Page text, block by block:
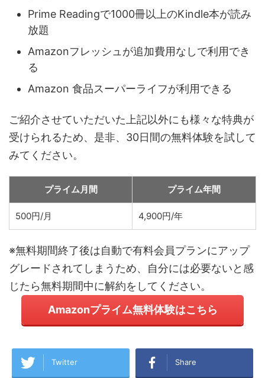
Prime Readingで1000冊以上のKindle本が読み
放題
Amazonフレッシュが追加費用なしで利用でき
る
Amazon 食品スーパーライフが利用できる
ご紹介させていただいた上記以外にも様々な特典が
受けられるため、是非、30日間の無料体験を試して
みてください。
プライム月間 プライム年間
500円/月 4,900円/年
※無料期間終了後は自動で有料会員プランにアップ
グレードされてしまうため、自分には必要ないと感
じたら無料期間中に解約をしてください。
Amazonプライム無料体験はこちら
Twitter Share